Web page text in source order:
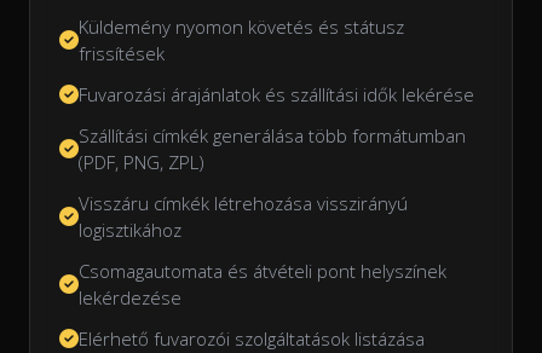
Küldemény nyomon követés és státusz
frissítések
Fuvarozási árajánlatok és szállítási idők lekérése
Szállítási címkék generálása több formátumban
(PDF, PNG, ZPL)
Visszáru címkék létrehozása visszirányú
logisztikához
Csomagautomata és átvételi pont helyszínek
lekérdezése
Elérhető fuvarozói szolgáltatások listázása